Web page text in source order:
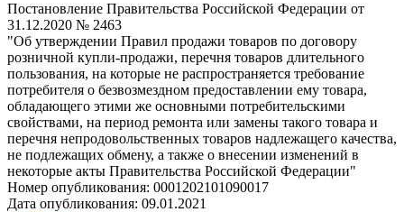
Постановление Правительства Российской Федерации от
31.12.2020 № 2463
"Об утверждении Правил продажи товаров по договору
розничной купли-продажи, перечня товаров длительного
пользования, на которые не распространяется требование
потребителя о безвозмездном предоставлении ему товара,
обладающего этими же основными потребительскими
свойствами, на период ремонта или замены такого товара и
перечня непродовольственных товаров надлежащего качества,
не подлежащих обмену, а также о внесении изменений в
некоторые акты Правительства Российской Федерации"
Номер опубликования: 0001202101090017
Дата опубликования: 09.01.2021